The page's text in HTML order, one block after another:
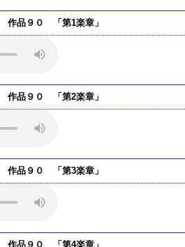
品９０ 「第1楽章」
品９０ 「第2楽章」
品９０ 「第3楽章」
品９０ 「第4楽章」